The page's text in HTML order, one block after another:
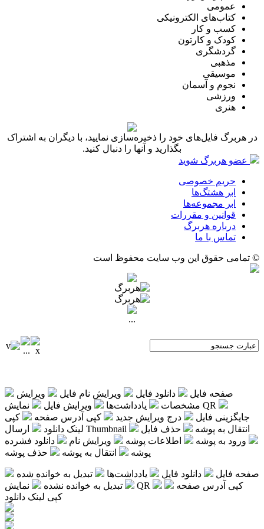
عمومی
کتاب‌های الکترونیکی
کسب و کار
کودک و کارتون
گردشگری
مذهبی
موسیقی
نجوم و آسمان
ورزشی
هنری
در هربرگ فایل‌های خود را ذخیره‌سازی نمایید، با دیگران به اشتراک
بگذارید و آنها را دنبال کنید.
عضو هربرگ شوید
حریم خصوصی
ابر هشتگ‌ها
ابر مجموعه‌ها
قوانین و مقررات
درباره هربرگ
تماس با ما
© تمامی حقوق این وب سایت محفوظ است
...
صفحه فایل دانلود فایل ویرایش نام فایل
ویرایش
مشخصات
یادداشت‌ها ویرایش فایل
نمایش QR
جایگزینی فایل
درج ویرایش جدید کپی آدرس صفحه
کپی
لینک دانلود ارسال Thumbnail انتقال به پوشه
حذف فایل
ورود به پوشه
اطلاعات پوشه ویرایش نام
دانلود فشرده
پوشه
انتقال به پوشه حذف پوشه
صفحه فایل دانلود فایل یادداشت‌ها
تبدیل به خوانده شده
تبدیل به خوانده نشده
نمایش QR
کپی آدرس صفحه
کپی لینک دانلود